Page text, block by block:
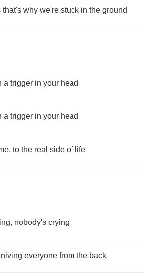
that's why we're stuck in the ground
a trigger in your head
a trigger in your head
, to the real side of life
, nobody's crying
everyone from the back